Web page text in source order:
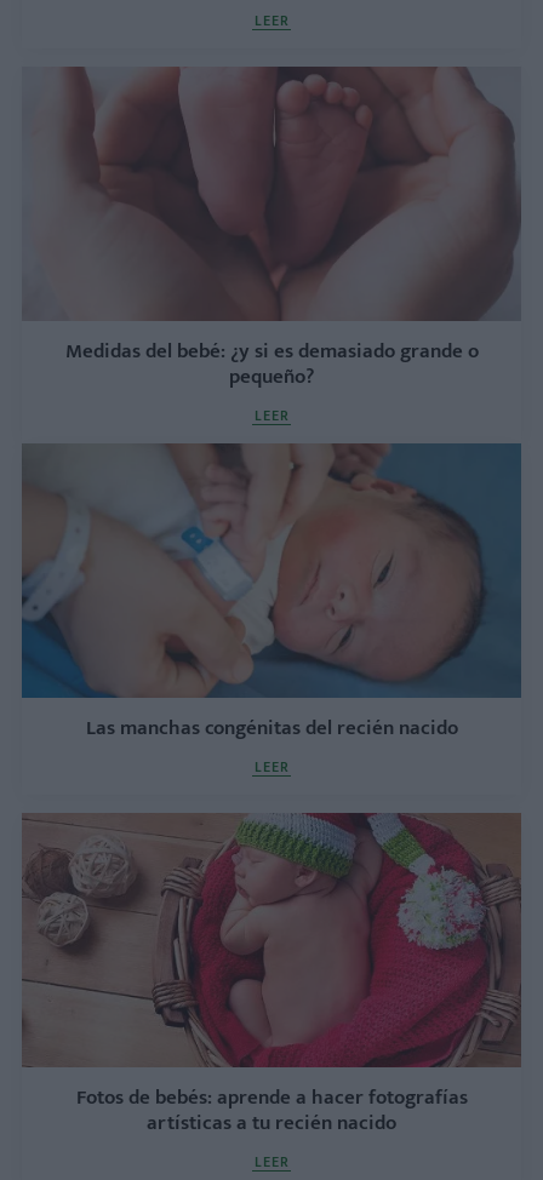
LEER
Medidas del bebé: ¿y si es demasiado grande o
pequeño?
LEER
Las manchas congénitas del recién nacido
LEER
Fotos de bebés: aprende a hacer fotografías
artísticas a tu recién nacido
LEER